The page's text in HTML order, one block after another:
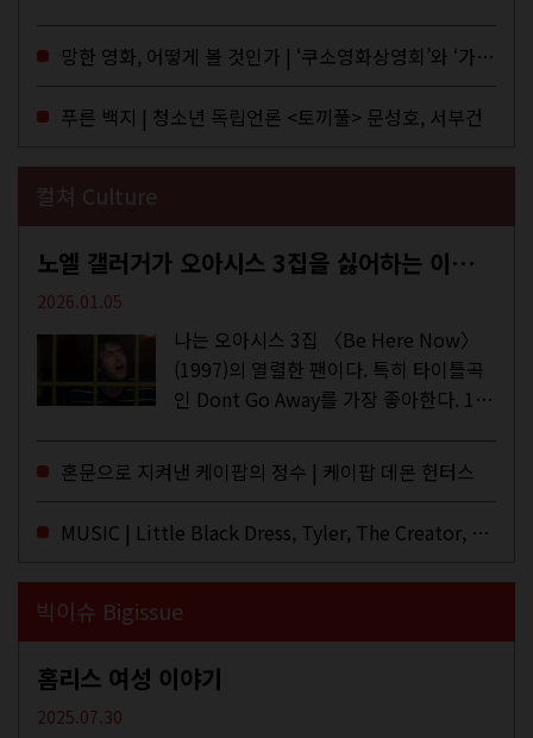
MD들의 고민 끝에 세상 밖으로 나온 종
이 잡지 어떤(otton). 지난해 12월...
망한 영화, 어떻게 볼 것인가 | ‘쿠소영화상영회’와 ‘가자미’의 이야기
푸른 백지 | 청소년 독립언론 <토끼풀> 문성호, 서부건
컬쳐 Culture
노엘 갤러거가 오아시스 3집을 싫어하는 이유 | DEFINITELY MAYBE, AGAIN
2026.01.05
나는 오아시스 3집 〈Be Here Now〉
(1997)의 열렬한 팬이다. 특히 타이틀곡
인 Dont Go Away를 가장 좋아한다. 15
이브·데모·부틀렉을 합쳐 3만 번 이상은
듣지 않았나 싶다. 이토록...
혼문으로 지켜낸 케이팝의 정수 | 케이팝 데몬 헌터스
MUSIC | Little Black Dress, Tyler, The Creator, Essie Jain
빅이슈 Bigissue
홈리스 여성 이야기
2025.07.30